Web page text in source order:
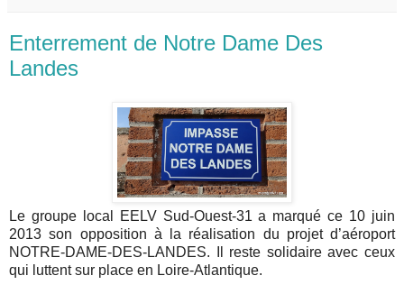
Enterrement de Notre Dame Des
Landes
Le groupe local EELV Sud-Ouest-31 a marqué ce 10 juin
2013 son opposition à la réalisation du projet d’aéroport
NOTRE-DAME-DES-LANDES. Il reste solidaire avec ceux
qui luttent sur place en Loire-Atlantique.